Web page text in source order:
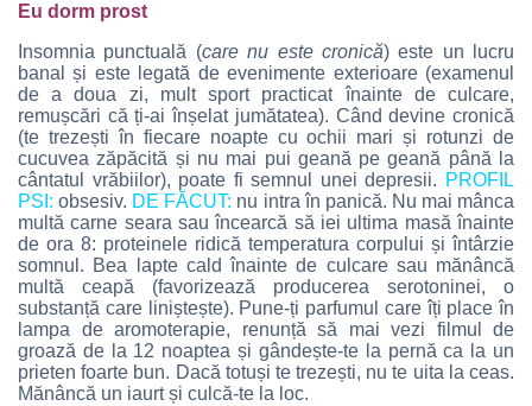
Eu dorm prost
Insomnia punctuală (care nu este cronică) este un lucru
banal și este legată de evenimente exterioare (examenul
de a doua zi, mult sport practicat înainte de culcare,
remușcări că ți-ai înșelat jumătatea). Când devine cronică
(te trezești în fiecare noapte cu ochii mari și rotunzi de
cucuvea zăpăcită și nu mai pui geană pe geană până la
cântatul vrăbiilor), poate fi semnul unei depresii. PROFIL
PSI: obsesiv. DE FĂCUT: nu intra în panică. Nu mai mânca
multă carne seara sau încearcă să iei ultima masă înainte
de ora 8: proteinele ridică temperatura corpului și întârzie
somnul. Bea lapte cald înainte de culcare sau mănâncă
multă ceapă (favorizează producerea serotoninei, o
substanță care liniștește). Pune-ți parfumul care îți place în
lampa de aromoterapie, renunță să mai vezi filmul de
groază de la 12 noaptea și gândește-te la pernă ca la un
prieten foarte bun. Dacă totuși te trezești, nu te uita la ceas.
Mănâncă un iaurt și culcă-te la loc.